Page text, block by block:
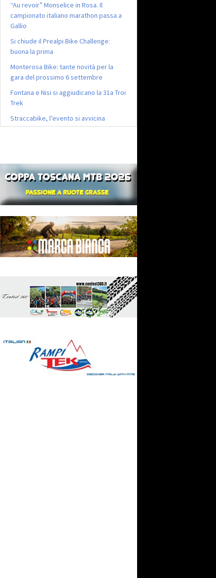
“Au revoir” Monselice in Rosa. Il
campionato italiano marathon passa a
Gallio
Si chiude il Prealpi Bike Challenge:
buona la prima
Monterosa Bike: tante novità per la
gara del prossimo 6 settembre
Fontana e Nisi si aggiudicano la 31a Troi
Trek
Straccabike, l’evento si avvicina